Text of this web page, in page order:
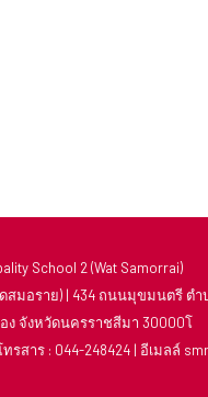
School 2 (Wat Samorrai)
ดสมอราย) | 434 ถนนมุขมนตรี ตำ
อง จังหวัดนครราชสีมา 30000โ
รสาร : 044-248424 | อีเมลล์